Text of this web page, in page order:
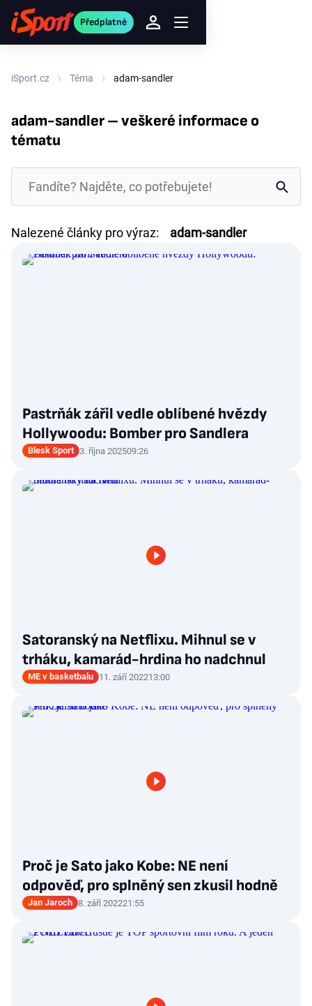
Předplatné
iSport.cz Téma adam-sandler
adam-sandler – veškeré informace o
tématu
Nalezené články pro výraz: adam-sandler
Pastrňák zářil vedle oblíbené hvězdy
Hollywoodu: Bomber pro Sandlera
Blesk Sport 3. října 202509:26
Satoranský na Netflixu. Mihnul se v
trháku, kamarád-hrdina ho nadchnul
ME v basketbalu 11. září 202213:00
Proč je Sato jako Kobe: NE není
odpověď, pro splněný sen zkusil hodně
Jan Jaroch 8. září 202221:55